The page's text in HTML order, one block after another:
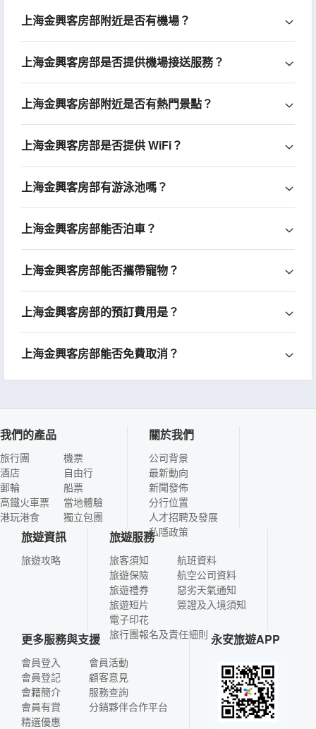
上海金興客房部附近是否有機場？
上海金興客房部是否提供機場接送服務？
上海金興客房部附近是否有熱門景點？
上海金興客房部是否提供 WiFi？
上海金興客房部有游泳池嗎？
上海金興客房部能否泊車？
上海金興客房部能否攜帶寵物？
上海金興客房部的預訂費用是？
上海金興客房部能否免費取消？
我們的產品
旅行團
酒店
郵輪
高鐵火車票
港玩港食
機票
自由行
船票
當地體驗
獨立包團
關於我們
公司背景
最新動向
新聞發佈
分行位置
人才招聘及發展
私隱政策
旅遊資訊
旅遊攻略
旅遊服務
旅客須知
旅遊保險
旅遊禮券
旅遊短片
電子印花
航班資料
航空公司資料
惡劣天氣通知
簽證及入境須知
旅行團報名及責任細則
更多服務與支援
會員登入
會員登記
會籍簡介
會員有賞
精選優惠
會員活動
顧客意見
服務查詢
分銷夥伴合作平台
永安旅遊APP